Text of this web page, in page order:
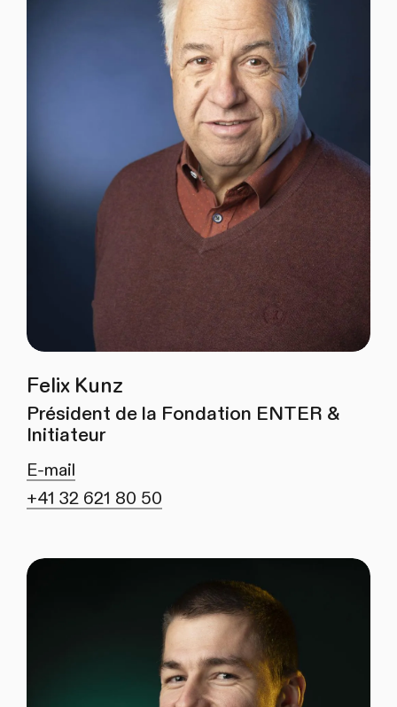
Felix Kunz
Président de la Fondation ENTER &
Initiateur
E-mail
+41 32 621 80 50